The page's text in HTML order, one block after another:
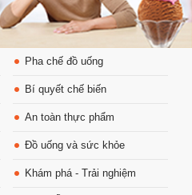
Pha chế đồ uống
Bí quyết chế biến
An toàn thực phẩm
Đồ uống và sức khỏe
Khám phá - Trải nghiệm